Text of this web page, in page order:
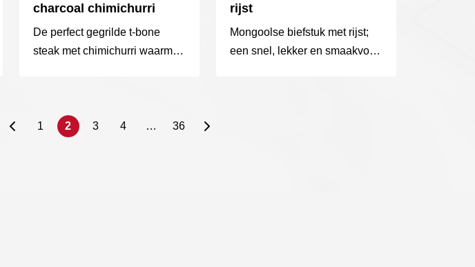
charcoal chimichurri
De perfect gegrilde t-bone
steak met chimichurri waarmee
rijst
Mongoolse biefstuk met rijst;
een snel, lekker en smaakvol
1 2 3 4 … 36